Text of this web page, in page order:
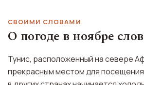
СВОИМИ СЛОВАМИ
О погоде в ноябре
Тунис, расположенный на севере
прекрасным местом для посещения